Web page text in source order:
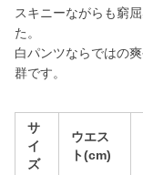
スキニーながらも窮
た。
白パンツならではの
群です。
サ
イ
ズ
ウエス
ト(cm)